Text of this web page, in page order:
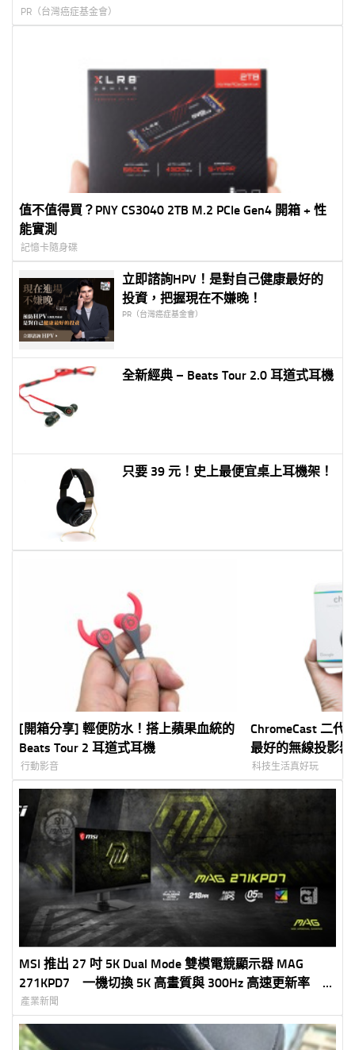
PR（台灣癌症基金會）
值不值得買？PNY CS3040 2TB M.2 PCIe Gen4 開箱 + 性
能實測
記憶卡隨身碟
立即諮詢HPV！是對自己健康最好的
投資，把握現在不嫌晚！
PR（台灣癌症基金會）
全新經典 – Beats Tour 2.0 耳道式耳機
只要 39 元！史上最便宜桌上耳機架！
[開箱分享] 輕便防水！搭上蘋果血統的
Beats Tour 2 耳道式耳機
行動影音
ChromeCast 二代
最好的無線投影
科技生活真好玩
MSI 推出 27 吋 5K Dual Mode 雙模電競顯示器 MAG
271KPD7 一機切換 5K 高畫質與 300Hz 高速更新率 滿
足創作、娛樂與電競需求
產業新聞